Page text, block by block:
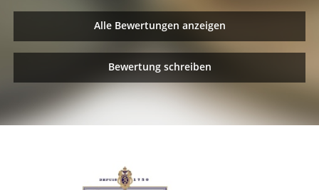
Alle Bewertungen anzeigen
Bewertung schreiben